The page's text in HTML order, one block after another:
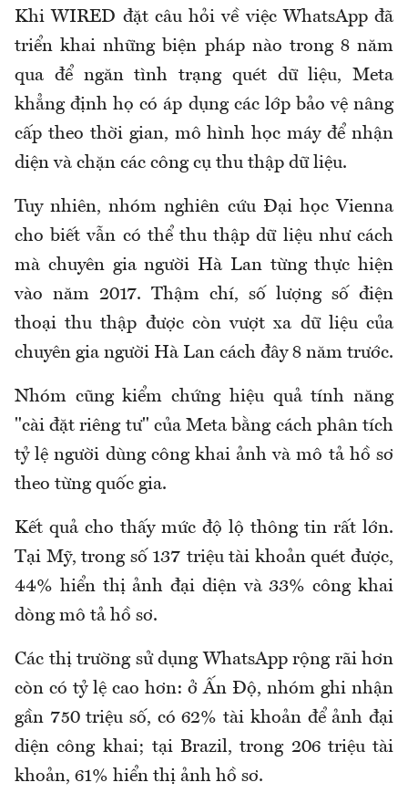
Khi WIRED đặt câu hỏi về việc WhatsApp đã
triển khai những biện pháp nào trong 8 năm
qua để ngăn tình trạng quét dữ liệu, Meta
khẳng định họ có áp dụng các lớp bảo vệ nâng
cấp theo thời gian, mô hình học máy để nhận
diện và chặn các công cụ thu thập dữ liệu.
Tuy nhiên, nhóm nghiên cứu Đại học Vienna
cho biết vẫn có thể thu thập dữ liệu như cách
mà chuyên gia người Hà Lan từng thực hiện
vào năm 2017. Thậm chí, số lượng số điện
thoại thu thập được còn vượt xa dữ liệu của
chuyên gia người Hà Lan cách đây 8 năm trước.
Nhóm cũng kiểm chứng hiệu quả tính năng
"cài đặt riêng tư" của Meta bằng cách phân tích
tỷ lệ người dùng công khai ảnh và mô tả hồ sơ
theo từng quốc gia.
Kết quả cho thấy mức độ lộ thông tin rất lớn.
Tại Mỹ, trong số 137 triệu tài khoản quét được,
44% hiển thị ảnh đại diện và 33% công khai
dòng mô tả hồ sơ.
Các thị trường sử dụng WhatsApp rộng rãi hơn
còn có tỷ lệ cao hơn: ở Ấn Độ, nhóm ghi nhận
gần 750 triệu số, có 62% tài khoản để ảnh đại
diện công khai; tại Brazil, trong 206 triệu tài
khoản, 61% hiển thị ảnh hồ sơ.